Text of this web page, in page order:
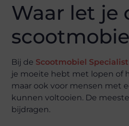
Waar let je
Bij de Scootmobiel Specialist
je moeite hebt met lopen of
maar ook voor mensen met
kunnen voltooien. De
bijdragen.